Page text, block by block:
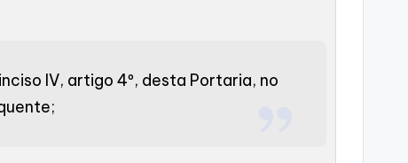
IV, artigo 4º, desta Portaria, no